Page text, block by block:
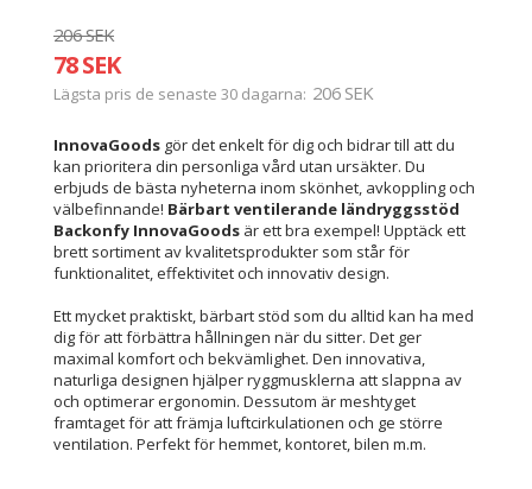
206 SEK
78 SEK
Lägsta pris de senaste 30 dagarna 206 SEK
InnovaGoods gör det enkelt för dig och bidrar till att du
kan prioritera din personliga vård utan ursäkter. Du
erbjuds de bästa nyheterna inom skönhet, avkoppling och
välbefinnande! Bärbart ventilerande ländryggsstöd
Backonfy InnovaGoods är ett bra exempel! Upptäck ett
brett sortiment av kvalitetsprodukter som står för
funktionalitet, effektivitet och innovativ design.
Ett mycket praktiskt, bärbart stöd som du alltid kan ha med
dig för att förbättra hållningen när du sitter. Det ger
maximal komfort och bekvämlighet. Den innovativa,
naturliga designen hjälper ryggmusklerna att slappna av
och optimerar ergonomin. Dessutom är meshtyget
framtaget för att främja luftcirkulationen och ge större
ventilation. Perfekt för hemmet, kontoret, bilen m.m.